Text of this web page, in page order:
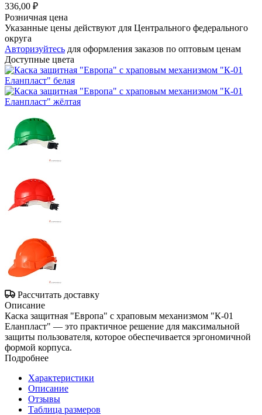
336,00 ₽
Розничная цена
Указанные цены действуют для Центрального федерального
округа
Авторизуйтесь для оформления заказов по оптовым ценам
Доступные цвета
Рассчитать доставку
Описание
Каска защитная "Европа" с храповым механизмом "К-01
Еланпласт" — это практичное решение для максимальной
защиты пользователя, которое обеспечивается эргономичной
формой корпуса.
Подробнее
Характеристики
Описание
Отзывы
Таблица размеров